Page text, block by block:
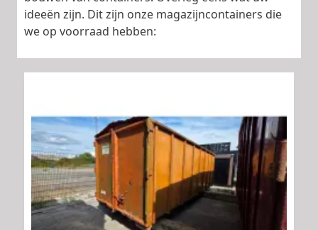
ideeën zijn. Dit zijn onze magazijncontainers die
we op voorraad hebben: